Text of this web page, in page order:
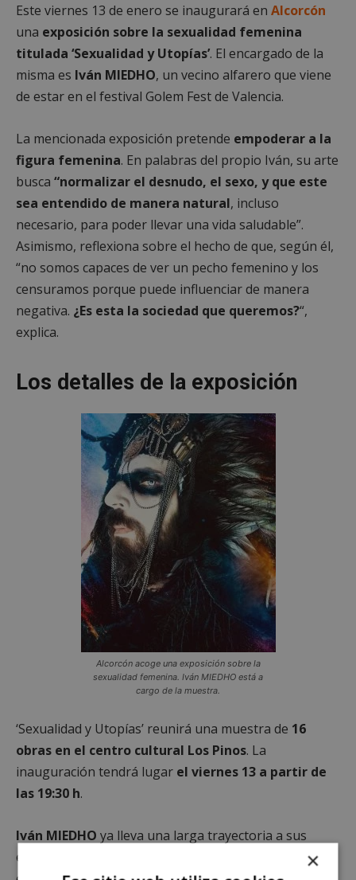
Este viernes 13 de enero se inaugurará en Alcorcón
una exposición sobre la sexualidad femenina
titulada ‘Sexualidad y Utopías’. El encargado de la
misma es Iván MIEDHO, un vecino alfarero que viene
de estar en el festival Golem Fest de Valencia.
La mencionada exposición pretende empoderar a la
figura femenina. En palabras del propio Iván, su arte
busca “normalizar el desnudo, el sexo, y que este
sea entendido de manera natural, incluso
necesario, para poder llevar una vida saludable”.
Asimismo, reflexiona sobre el hecho de que, según él,
“no somos capaces de ver un pecho femenino y los
censuramos porque puede influenciar de manera
negativa. ¿Es esta la sociedad que queremos?“,
explica.
Los detalles de la exposición
Alcorcón acoge una exposición sobre la
sexualidad femenina. Iván MIEDHO está a
cargo de la muestra.
‘Sexualidad y Utopías’ reunirá una muestra de 16
obras en el centro cultural Los Pinos. La
inauguración tendrá lugar el viernes 13 a partir de
las 19:30 h.
Iván MIEDHO ya lleva una larga trayectoria a sus
espaldas. Sus obras han sido expuestas en lugares
×